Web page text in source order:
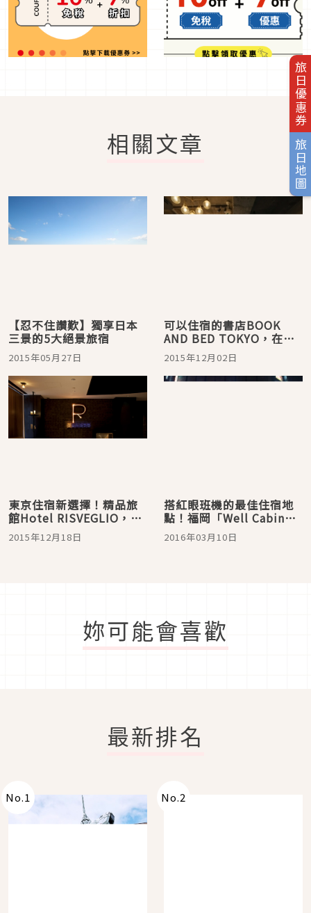
旅日優惠券
旅日地圖
相關文章
【忍不住讚歎】獨享日本
三景的5大絕景旅宿
2015年05月27日
可以住宿的書店BOOK
AND BED TOKYO，在東
京池袋開幕了！
2015年12月02日
東京住宿新選擇！精品旅
館Hotel RISVEGLIO，燈
光還能預測天氣！
2015年12月18日
搭紅眼班機的最佳住宿地
點！福岡「Well Cabin中
洲」膠囊旅館大公開！
2016年03月10日
妳可能會喜歡
最新排名
No.1 No.2